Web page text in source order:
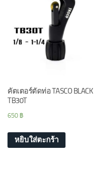
คัตเตอร์ตัดท่อ TASCO BLACK
TB30T
650 ฿
หยิบใส่ตะกร้า